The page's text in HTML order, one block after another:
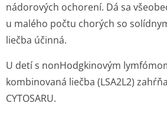
nádorových ochorení. Dá sa
u malého počtu chorých so
liečba účinná.
U detí s nonHodgkinovým
kombinovaná liečba (LSA2L2)
CYTOSARU.